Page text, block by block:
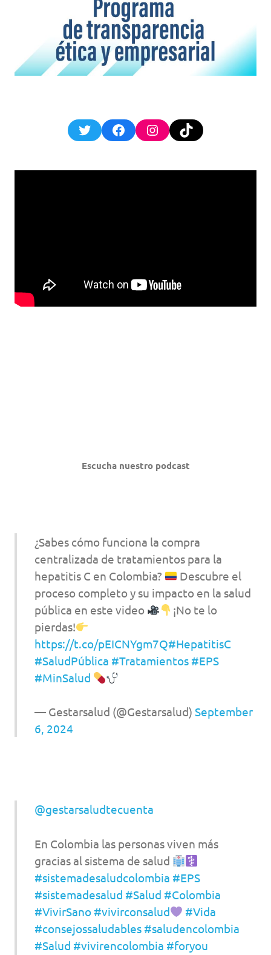
TwitterFacebookInstagram
TikTok
Escucha nuestro podcast
¿Sabes cómo funciona la compra
centralizada de tratamientos para la
hepatitis C en Colombia?
Descubre el
proceso completo y su impacto en la salud
pública en este video
¡No te lo
pierdas!
https://t.co/pEICNYgm7Q#HepatitisC
#SaludPública #Tratamientos #EPS
#MinSalud
— Gestarsalud (@Gestarsalud) September
6, 2024
@gestarsaludtecuenta
En Colombia las personas viven más
gracias al sistema de salud
#sistemadesaludcolombia #EPS
#sistemadesalud #Salud #Colombia
#VivirSano #vivirconsalud
#Vida
#consejossaludables #saludencolombia
#Salud #vivirencolombia #foryou